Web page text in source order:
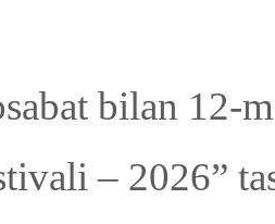
bilan
– 2026”